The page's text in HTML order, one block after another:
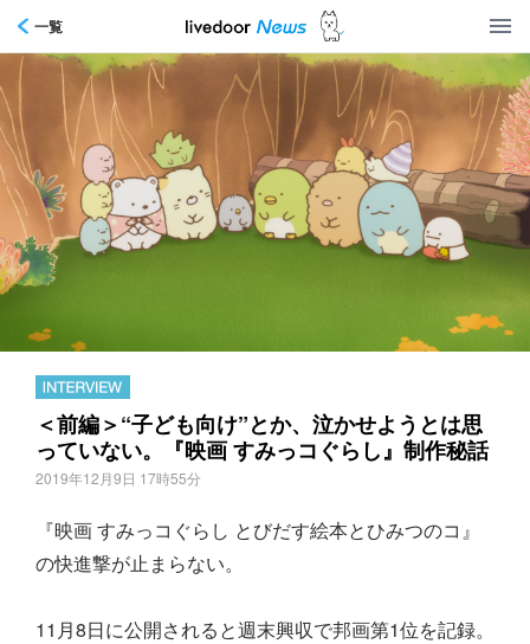
一覧
＜前編＞“子ども向け”とか、泣かせようとは思
っていない。『映画 すみっコぐらし』制作秘話
2019年12月9日 17時55分
『映画 すみっコぐらし とびだす絵本とひみつのコ』
の快進撃が止まらない。
11月8日に公開されると週末興収で邦画第1位を記録。